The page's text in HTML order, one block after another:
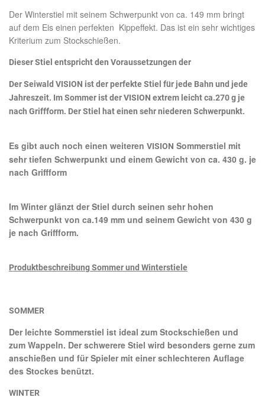
Der Winterstiel mit seinem Schwerpunkt von ca. 149 mm bringt
auf dem Eis einen perfekten Kippeffekt. Das ist ein sehr wichtiges
Kriterium zum Stockschießen.
Dieser Stiel entspricht den Voraussetzungen der
DerSeiwald VISION ist der perfekte Stiel für jede Bahn und jede
Jahreszeit. Im Sommer ist derVISION extrem leicht ca.270 g je
nach Griffform. Der Stiel hat einen sehr niederen Schwerpunkt.
Es gibt auch noch einen weiteren VISION Sommerstiel mit
sehr tiefen Schwerpunkt und einem Gewicht von ca. 430 g. je
nach Griffform
Im Winter glänzt der Stiel durch seinen sehr hohen
Schwerpunkt von ca.149 mm und seinem Gewicht von 430 g
je nach Griffform.
Produktbeschreibung Sommer und Winterstiele
SOMMER
Der leichte Sommerstiel ist ideal zum Stockschießen und
zum Wappeln. Der schwerere Stiel wird besonders gerne zum
anschießen und für Spieler mit einer schlechteren Auflage
des Stockes benützt.
WINTER